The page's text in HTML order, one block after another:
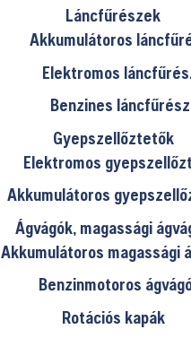
Láncfűrészek
Akkumulátoros
Elektromos
Benzines láncfűrész
Gyepszellőztetők
Elektromos
Akkumulátoros
Ágvágók, magassági
Akkumulátoros magassági
Benzinmotoros
Rotációs kapák